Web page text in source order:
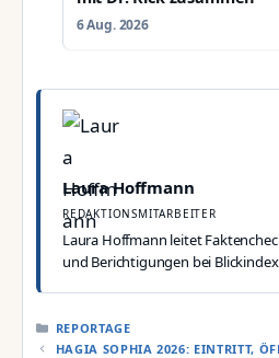
6 Aug. 2026
Laura Hoffmann
REDAKTIONSMITARBEITER
Laura Hoffmann leitet
und Berichtigungen bei
KATEGORIEN
REPORTAGE
HAGIA SOPHIA 2026: EINTRITT,